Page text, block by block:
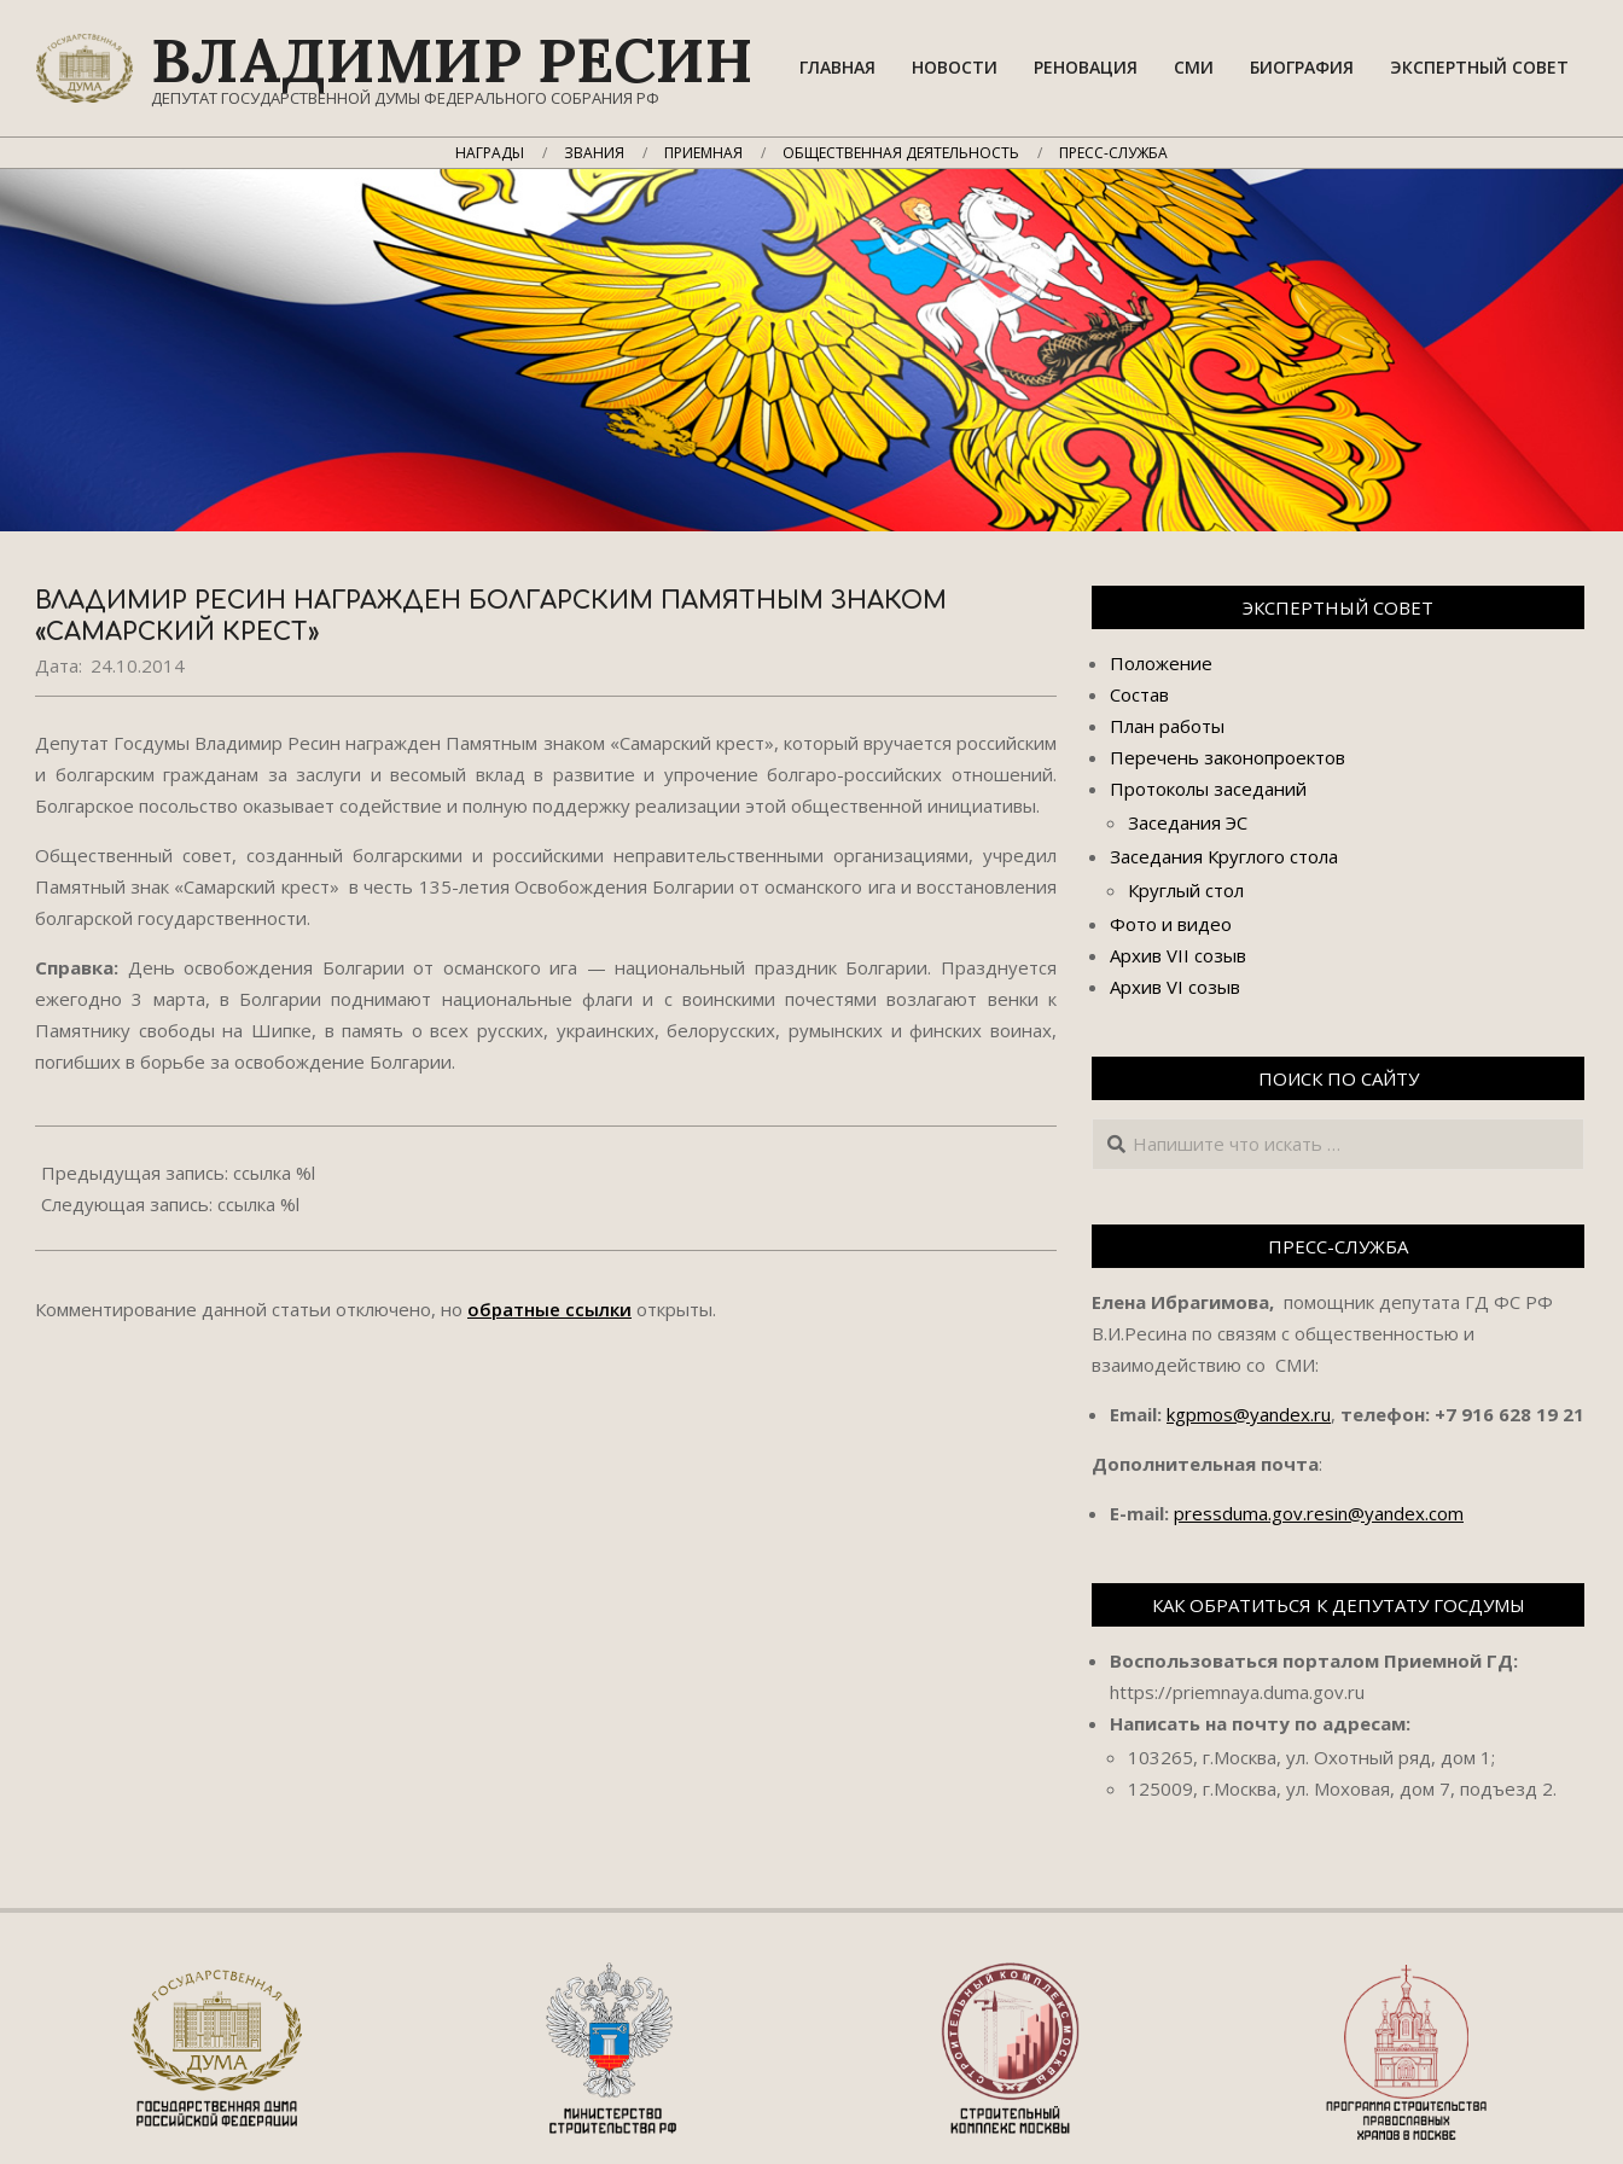
содержимому
ВЛАДИМИР РЕСИН
ДЕПУТАТ ГОСУДАРСТВЕННОЙ ДУМЫ ФЕДЕРАЛЬНОГО СОБРАНИЯ РФ
ГЛАВНАЯ НОВОСТИ РЕНОВАЦИЯ СМИ БИОГРАФИЯ ЭКСПЕРТНЫЙ СОВЕТ
НАГРАДЫ ЗВАНИЯ ПРИЕМНАЯ ОБЩЕСТВЕННАЯ ДЕЯТЕЛЬНОСТЬ ПРЕСС-СЛУЖБА
ВЛАДИМИР РЕСИН НАГРАЖДЕН БОЛГАРСКИМ ПАМЯТНЫМ ЗНАКОМ
«САМАРСКИЙ КРЕСТ»
Дата: 24.10.2014
Депутат Госдумы Владимир Ресин награжден Памятным знаком «Самарский крест», который вручается российским
и болгарским гражданам за заслуги и весомый вклад в развитие и упрочение болгаро-российских отношений.
Болгарское посольство оказывает содействие и полную поддержку реализации этой общественной инициативы.
Общественный совет, созданный болгарскими и российскими неправительственными организациями, учредил
Памятный знак «Самарский крест» в честь 135-летия Освобождения Болгарии от османского ига и восстановления
болгарской государственности.
Справка: День освобождения Болгарии от османского ига — национальный праздник Болгарии. Празднуется
ежегодно 3 марта, в Болгарии поднимают национальные флаги и с воинскими почестями возлагают венки к
Памятнику свободы на Шипке, в память о всех русских, украинских, белорусских, румынских и финских воинах,
погибших в борьбе за освобождение Болгарии.
10-
24
Предыдущая запись: ссылка %l
Следующая запись: ссылка %l
Комментирование данной статьи отключено, но обратные ссылки открыты.
ЭКСПЕРТНЫЙ СОВЕТ
Положение
Состав
План работы
Перечень законопроектов
Протоколы заседаний
Заседания ЭС
Заседания Круглого стола
Круглый стол
Фото и видео
Архив VII созыв
Архив VI созыв
ПОИСК ПО САЙТУ
Поиск
ПРЕСС-СЛУЖБА
Елена Ибрагимова, помощник депутата ГД ФС РФ
В.И.Ресина по связям с общественностью и
взаимодействию со СМИ:
Email: kgpmos@yandex.ru, телефон: +7 916 628 19 21
Дополнительная почта:
E-mail: pressduma.gov.resin@yandex.com
КАК ОБРАТИТЬСЯ К ДЕПУТАТУ ГОСДУМЫ
Воспользоваться порталом Приемной ГД:
https://priemnaya.duma.gov.ru
Написать на почту по адресам:
103265, г.Москва, ул. Охотный ряд, дом 1;
125009, г.Москва, ул. Моховая, дом 7, подъезд 2.